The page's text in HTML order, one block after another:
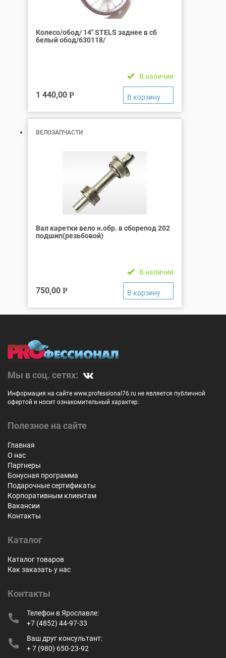
Колесо/обод/ 14″ STELS заднее в сб
белый обод/630118/
В наличии
1 440,00 Р
ВЕЛОЗАПЧАСТИ
Вал каретки вело н.обр. в сборепод 202
подшип(резьбовой)
В наличии
750,00 Р
Мы в соц. сетях:
Информация на сайте www.professional76.ru не является публичной
офертой и носит ознакомительный характер.
Полезное на сайте
Главная
О нас
Партнеры
Бонусная программа
Подарочные сертификаты
Корпоративным клиентам
Вакансии
Контакты
Каталог
Каталог товаров
Как заказать у нас
Контакты
Телефон в Ярославле:
+7 (4852) 44-97-33
Ваш друг консультант:
+ 7 (980) 650-23-92